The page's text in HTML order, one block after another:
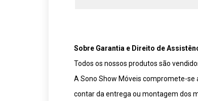
Sobre Garantia e Direito de
Todos os nossos produtos são
A Sono Show Móveis compromete-
contar da entrega ou montagem dos